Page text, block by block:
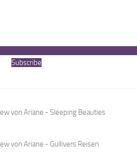
Subscribe